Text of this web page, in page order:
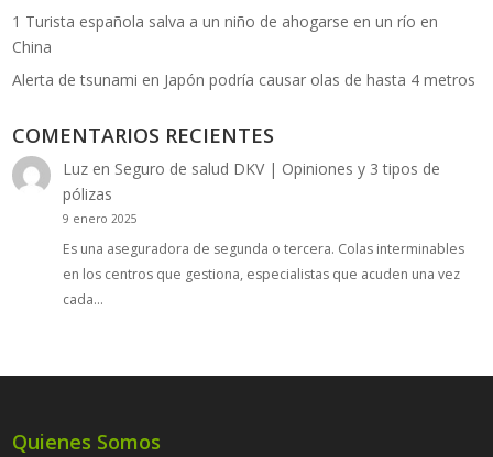
1 Turista española salva a un niño de ahogarse en un río en
China
Alerta de tsunami en Japón podría causar olas de hasta 4 metros
COMENTARIOS RECIENTES
Luzen Seguro de salud DKV | Opiniones y 3 tipos de
pólizas
9 enero 2025
Es una aseguradora de segunda o tercera. Colas interminables
en los centros que gestiona, especialistas que acuden una vez
cada…
Quienes Somos